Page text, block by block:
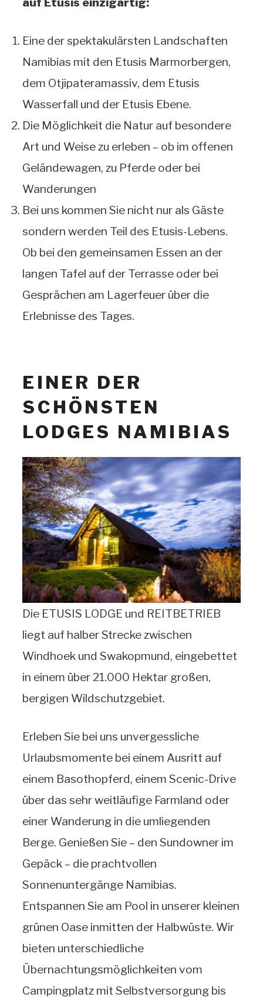
Eine der spektakulärsten Landschaften
Namibias mit den Etusis Marmorbergen,
dem Otjipateramassiv, dem Etusis
Wasserfall und der Etusis Ebene.
Die Möglichkeit die Natur auf besondere
Art und Weise zu erleben – ob im offenen
Geländewagen, zu Pferde oder bei
Wanderungen
Bei uns kommen Sie nicht nur als Gäste
sondern werden Teil des Etusis-Lebens.
Ob bei den gemeinsamen Essen an der
langen Tafel auf der Terrasse oder bei
Gesprächen am Lagerfeuer über die
Erlebnisse des Tages.
EINER DER
SCHÖNSTEN
LODGES NAMIBIAS
Die ETUSIS LODGE und REITBETRIEB
liegt auf halber Strecke zwischen
Windhoek und Swakopmund, eingebettet
in einem über 21.000 Hektar großen,
bergigen Wildschutzgebiet.
Erleben Sie bei uns unvergessliche
Urlaubsmomente bei einem Ausritt auf
einem Basothopferd, einem Scenic-Drive
über das sehr weitläufige Farmland oder
einer Wanderung in die umliegenden
Berge. Genießen Sie – den Sundowner im
Gepäck – die prachtvollen
Sonnenuntergänge Namibias.
Entspannen Sie am Pool in unserer kleinen
grünen Oase inmitten der Halbwüste. Wir
bieten unterschiedliche
Übernachtungsmöglichkeiten vom
Campingplatz mit Selbstversorgung bis